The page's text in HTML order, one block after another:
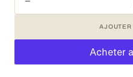
quantité
AJOUTER